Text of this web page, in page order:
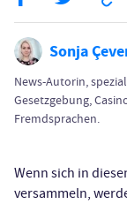
Sonja
News-Autorin,
Gesetzgebung,
Fremdsprachen.
Wenn sich in
versammeln,